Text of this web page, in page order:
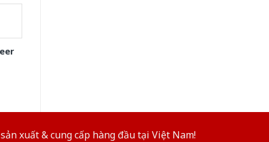
xuất & cung cấp hàng đầu tại Việt Nam!